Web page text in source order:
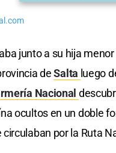
junto a su hija
deSalta luego
Nacional
ocultos en un doble
por la Ruta